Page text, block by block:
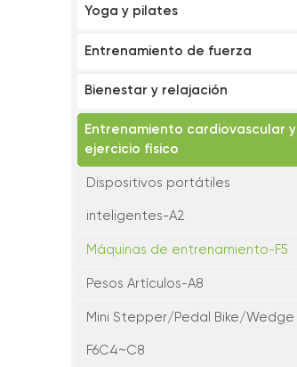
Yoga y pilates
Entrenamiento de fuerza
Bienestar y relajación
Entrenamiento cardiovascular y
ejercicio físico
Dispositivos portátiles
inteligentes-A2
Máquinas de entrenamiento-F5
Pesos Artículos-A8
Mini Stepper/Pedal Bike/Wedge
F6C4~C8